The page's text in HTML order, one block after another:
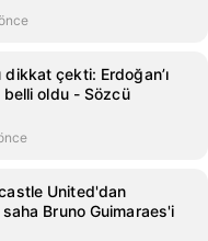
çekti: Erdoğan’ı
oldu - Sözcü
United'dan
saha Bruno Guimaraes'i